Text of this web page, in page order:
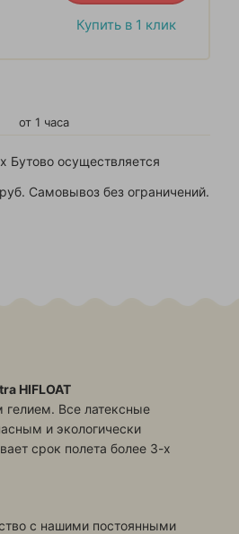
Купить в 1 клик
от 1 часа
Бутово осуществляется
руб. Самовывоз без ограничений.
HIFLOAT
Все латексные
и экологически
срок полета более 3-х
с нашими постоянными